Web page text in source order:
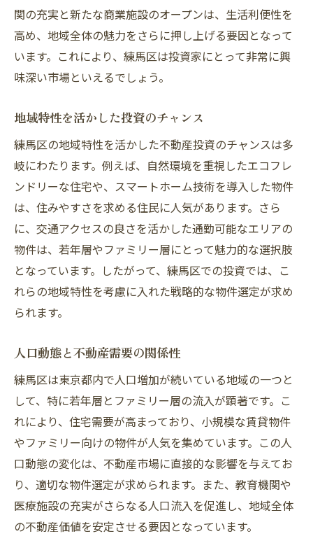
物件選定時に考慮すべきリスク要因
練馬区における優良物件の事例紹介
リスク管理で成功する不動産投資戦略を練馬区
で実践する
契約書の精査と法的リスクの回避方法
不動産保険の有効活用法
市場変動に対する柔軟な対応策
不動産管理の効率化とコスト削減
専門家を活用したリスクマネジメント
練馬区の不動産市場での成功を左右する重要な
要素とは
地域経済の動向と不動産投資への影響
資金調達の選択肢とその最適化
不動産テクノロジーの活用による効率化
長期的な視点での投資戦略の構築
利回り向上のための練馬区不動産投資の具体的
戦略
キャッシュフロー改善のための施策
リフォームとリノベーションの効果的な活
用
関の充実と新たな商業施設のオープンは、生活利便性を
高め、地域全体の魅力をさらに押し上げる要因となって
います。これにより、練馬区は投資家にとって非常に興
味深い市場といえるでしょう。
地域特性を活かした投資のチャンス
練馬区の地域特性を活かした不動産投資のチャンスは多
岐にわたります。例えば、自然環境を重視したエコフレ
ンドリーな住宅や、スマートホーム技術を導入した物件
は、住みやすさを求める住民に人気があります。さら
に、交通アクセスの良さを活かした通勤可能なエリアの
物件は、若年層やファミリー層にとって魅力的な選択肢
となっています。したがって、練馬区での投資では、こ
れらの地域特性を考慮に入れた戦略的な物件選定が求め
られます。
人口動態と不動産需要の関係性
練馬区は東京都内で人口増加が続いている地域の一つと
して、特に若年層とファミリー層の流入が顕著です。こ
れにより、住宅需要が高まっており、小規模な賃貸物件
やファミリー向けの物件が人気を集めています。この人
口動態の変化は、不動産市場に直接的な影響を与えてお
り、適切な物件選定が求められます。また、教育機関や
医療施設の充実がさらなる人口流入を促進し、地域全体
の不動産価値を安定させる要因となっています。